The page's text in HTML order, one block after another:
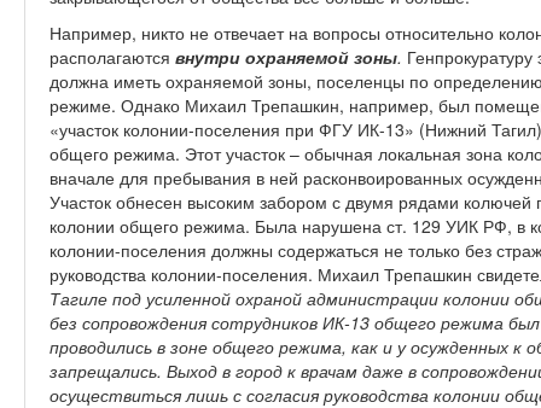
Например, никто не отвечает на вопросы относительно
располагаются внутри охраняемой зоны.
должна иметь охраняемой зоны, поселенцы по
режиме. Однако Михаил Трепашкин, например, был
«участок колонии-поселения при ФГУ ИК-13» (Нижний
общего режима. Этот участок – обычная локальная зона
вначале для пребывания в ней расконвоированных
Участок обнесен высоким забором с двумя рядами колючей
колонии общего режима. Была нарушена ст. 129 УИК РФ, в
колонии-поселения должны содержаться не только без
руководства колонии-поселения. Михаил Трепашкин
Тагиле под усиленной охраной администрации колонии
без сопровождения сотрудников ИК-13 общего режима
проводились в зоне общего режима, как и у осужденных
запрещались. Выход в город к врачам даже в
осуществиться лишь с согласия руководства колонии